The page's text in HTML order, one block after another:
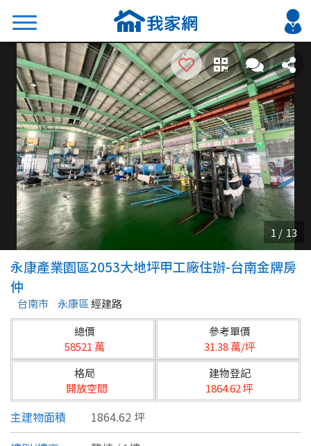
搜尋
熱門關鍵字
2026 台北降價好屋限量釋出
2026 新北降價好屋限量釋出
2026 台中降價好屋限量釋出
2026 台南降價好屋限量釋出
2026 高雄降價好屋限量釋出
縣市
台北市
基隆市
新北市
宜蘭縣
桃園市
區域
類型(可複選)
永康產業園區2053大地坪甲工廠住辦-台南金牌房
仲
台南市 永康區經建路
總價
58521 萬
參考單價
31.38 萬/坪
格局
開放空間
建物登記
1864.62 坪
主建物面積
1864.62 坪